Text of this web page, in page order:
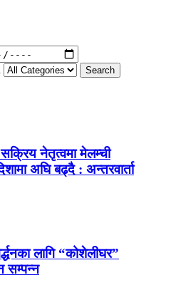
नेतृत्वमा मेलम्ची
अघि बढ्दै : अन्तरवार्ता
लागि “कोशेलीघर”
सम्पन्न